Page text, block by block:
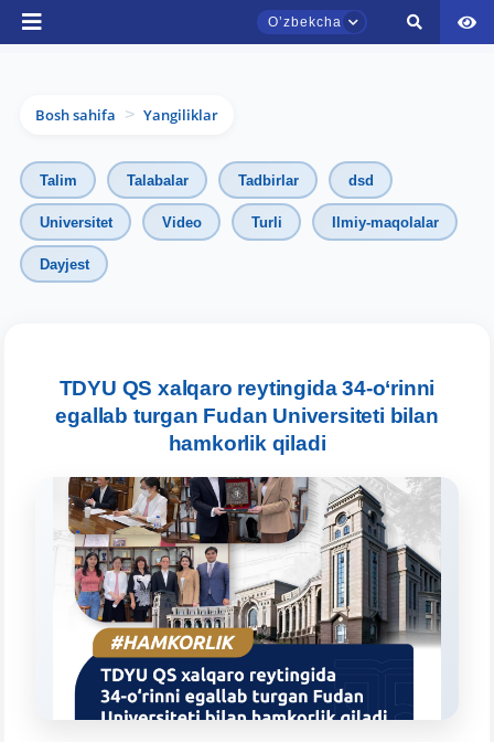
Oʼzbekcha
Bosh sahifa > Yangiliklar
Talim Talabalar Tadbirlar dsd
Universitet Video Turli Ilmiy-maqolalar
Dayjest
TDYU QS xalqaro reytingida 34-o‘rinni
egallab turgan Fudan Universiteti bilan
hamkorlik qiladi
TDYU qabul murojaatlari chati
chatiga xush kelibsiz.
Qabul bo'yicha murojaatlaringizni ushbu
Mavzuni tanlang — keyin shu mavzudagi aniq
savollar chiqadi:
1. Hujjatlar (bakalavr) (5)
3. Suhbat (bakalavr) (8) 4. Suhbat (magistr) (5)
5. To'lov-kontrakt (2) 6. Elektron ariza (16)
7. Call-center (4) 8. Bakalavriat kvotasi (3)